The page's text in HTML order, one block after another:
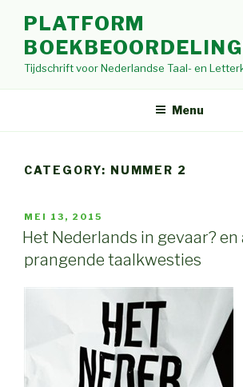
content
PLATFORM
Tijdschrift voor Nederlandse Taal- en
Menu
CATEGORY: NUMMER 2
POSTED
ON
MEI 13, 2015
Het Nederlands in gevaar? en
prangende taalkwesties